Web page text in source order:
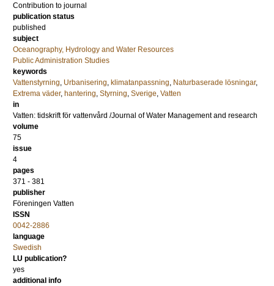
Contribution to journal
publication status
published
subject
Oceanography, Hydrology and Water Resources
Public Administration Studies
keywords
Vattenstyrning, Urbanisering, klimatanpassning, Naturbaserade lösningar,
Extrema väder, hantering, Styrning, Sverige, Vatten
in
Vatten: tidskrift för vattenvård /Journal of Water Management and research
volume
75
issue
4
pages
371 - 381
publisher
Föreningen Vatten
ISSN
0042-2886
language
Swedish
LU publication?
yes
additional info